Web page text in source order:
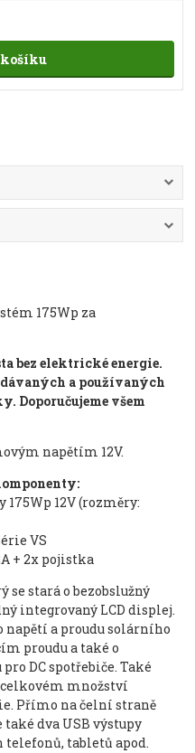
košíku
175Wp za
bez elektrické energie.
a používaných
Doporučujeme všem
napětím 12V.
12V (rozměry:
VS
+ 2x pojistka
stará o bezobslužný
integrovaný LCD displej.
a proudu solárního
proudu a také o
DC spotřebiče. Také
množství
Přímo na čelní straně
dva USB výstupy
tabletů apod.